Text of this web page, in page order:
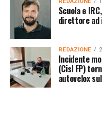
Scuola e
direttore ad
REDAZIONE
Incidente
(Cisl FP)
autovelox